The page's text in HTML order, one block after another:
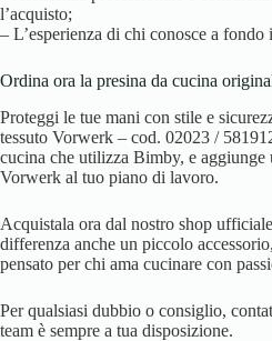
l’acquisto;
– L’esperienza di chi conosce a
Ordina ora la presina da cucina
Proteggi le tue mani con stile e
tessuto Vorwerk – cod. 02023 /
cucina che utilizza Bimby, e
Vorwerk al tuo piano di lavoro.
Acquistala ora dal nostro shop
differenza anche un piccolo
pensato per chi ama cucinare con
Per qualsiasi dubbio o consiglio,
team è sempre a tua disposizione.